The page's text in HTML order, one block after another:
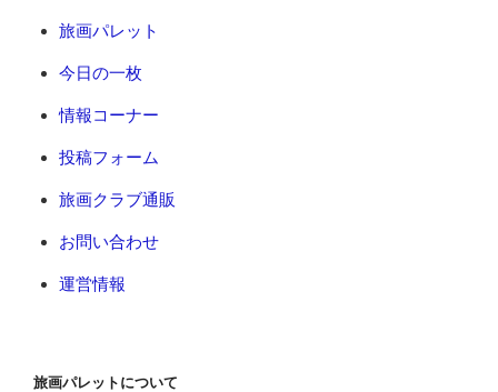
旅画パレット
今日の一枚
情報コーナー
投稿フォーム
旅画クラブ通販
お問い合わせ
運営情報
旅画パレットについて